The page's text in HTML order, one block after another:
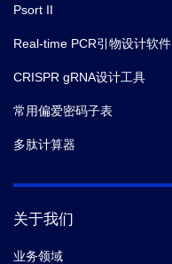
Psort II
Real-time PCR引物设计软件
CRISPR gRNA设计工具
常用偏爱密码子表
多肽计算器
关于我们
业务领域